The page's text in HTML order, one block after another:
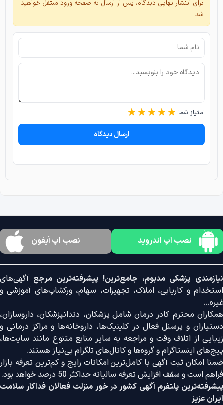
برای انتشار نهایی دیدگاه، پس از ارسال به صفحه ورود منتقل خواهید
شد.
امتیاز شما: ★★★★★
ارسال دیدگاه
نصب اپ اندروید نصب اپ آیفون
نیازمندی پزشکی مدبوم، جامع‌ترین! پیشرفته‌ترین مرجع آگهی‌های
استخدام و کاریابی، املاک، تجهیزات، سهام، ورکشاپ‌های آموزشی و
غیره...
همکاران محترم کادر درمان شامل پزشکان، دندانپزشکان، داروسازان،
دستیاران و پرسنل فعال در کلینیک‌ها، داروخانه‌ها و مراکز درمانی و
زیبایی از اتلاف وقت و مراجعه به سایر منابع متنوع مانند سایت‌ها،
پیج‌های اینستاگرام و گروه‌ها و کانال‌های تلگرام بی‌نیاز هستند.
ضمنا امکان ثبت آگهی با کامل‌ترین امکانات رایج و کم‌ترین تعرفه بازار
فراهم است و سقف افزایش تعرفه سالیانه حداکثر 50 درصد خواهد بود.
پیشرفته‌ترین پلتفرم آگهی کشور در خور منزلت فعالان فداکار سلامت
ایران عزیز